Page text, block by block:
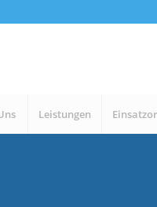
Leistungen